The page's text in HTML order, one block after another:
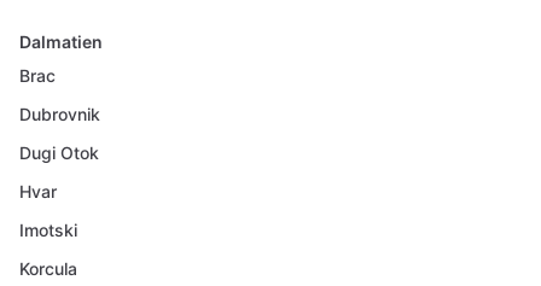
Dalmatien
Brac
Dubrovnik
Dugi Otok
Hvar
Imotski
Korcula